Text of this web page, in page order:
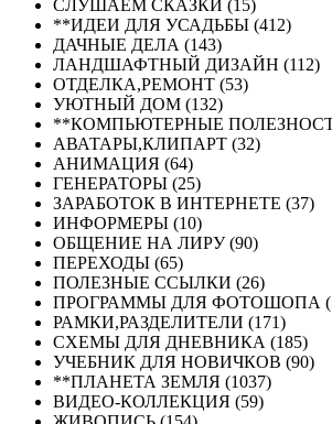
СЛУШАЕМ СКАЗКИ (15)
**ИДЕИ ДЛЯ УСАДЬБЫ (412)
ДАЧНЫЕ ДЕЛА (143)
ЛАНДШАФТНЫЙ ДИЗАЙН (112)
ОТДЕЛКА,РЕМОНТ (53)
УЮТНЫЙ ДОМ (132)
**КОМПЬЮТЕРНЫЕ
АВАТАРЫ,КЛИПАРТ (32)
АНИМАЦИЯ (64)
ГЕНЕРАТОРЫ (25)
ЗАРАБОТОК В ИНТЕРНЕТЕ (37)
ИНФОРМЕРЫ (10)
ОБЩЕНИЕ НА ЛИРУ (90)
ПЕРЕХОДЫ (65)
ПОЛЕЗНЫЕ ССЫЛКИ (26)
ПРОГРАММЫ ДЛЯ ФОТОШОПА
РАМКИ,РАЗДЕЛИТЕЛИ (171)
СХЕМЫ ДЛЯ ДНЕВНИКА (185)
УЧЕБНИК ДЛЯ НОВИЧКОВ (90)
**ПЛАНЕТА ЗЕМЛЯ (1037)
ВИДЕО-КОЛЛЕКЦИЯ (59)